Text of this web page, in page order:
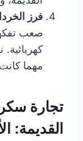
فرز
صعب
كهربائية.
مهما
تجارة
القديمة: